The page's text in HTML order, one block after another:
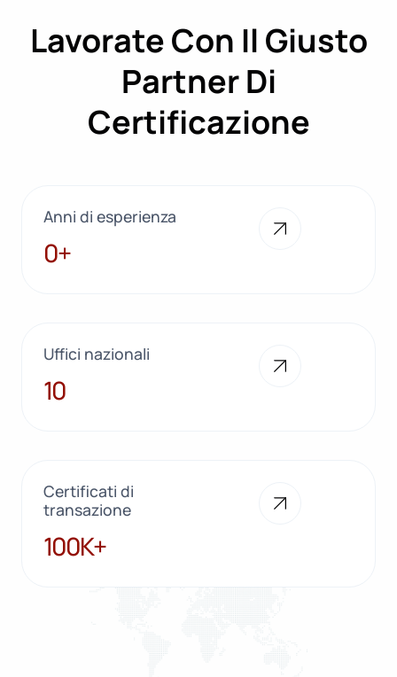
Lavorate Con Il Giusto
Partner Di
Certificazione
Anni di esperienza
28+
0+
Uffici nazionali
10
10
Certificati di
transazione
100K+
100K+